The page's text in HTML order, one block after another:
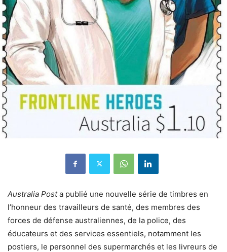
Australia Posta publié une nouvelle série de timbres en
l’honneur des travailleurs de santé, des membres des
forces de défense australiennes, de la police, des
éducateurs et des services essentiels, notamment les
postiers, le personnel des supermarchés et les livreurs de